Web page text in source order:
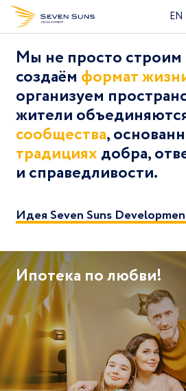
Мы не просто
создаём формат
организуем
жители
сообщества,
традициях добра,
и справедливости.
Идея Seven Suns
Ипотека по любви!
EN